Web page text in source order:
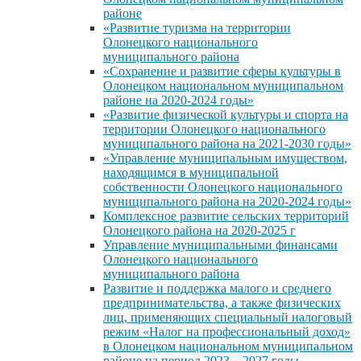
районе
«Развитие туризма на территории
Олонецкого национального
муниципального района
«Сохранение и развитие сферы культуры в
Олонецком национальном муниципальном
районе на 2020-2024 годы»
«Развитие физической культуры и спорта на
территории Олонецкого национального
муниципального района на 2021-2030 годы»
«Управление муниципальным имуществом,
находящимся в муниципальной
собственности Олонецкого национального
муниципального района на 2020-2024 годы»
Комплексное развитие сельских территорий
Олонецкого района на 2020-2025 г
Управление муниципальными финансами
Олонецкого национального
муниципального района
Развитие и поддержка малого и среднего
предпринимательства, а также физических
лиц, применяющих специальный налоговый
режим «Налог на профессиональный доход»
в Олонецком национальном муниципальном